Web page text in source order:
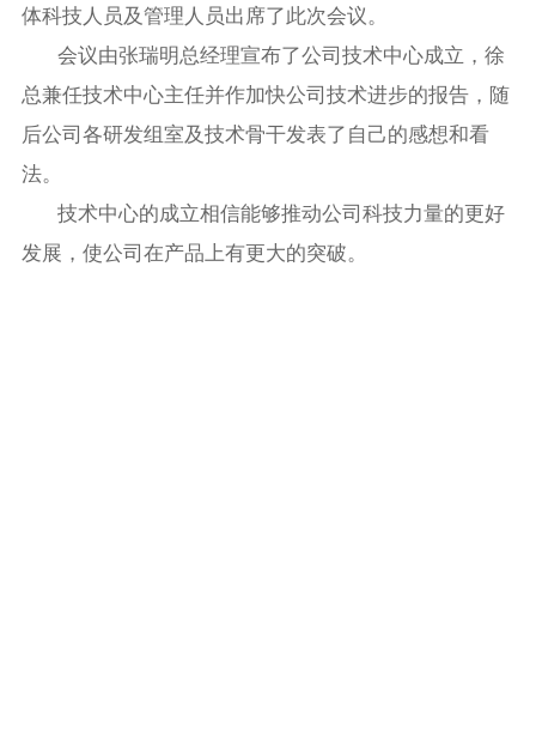
体科技人员及管理人员出席了此次会议。
会议由张瑞明总经理宣布了公司技术中心成立，徐
总兼任技术中心主任并作加快公司技术进步的报告，随
后公司各研发组室及技术骨干发表了自己的感想和看
法。
技术中心的成立相信能够推动公司科技力量的更好
发展，使公司在产品上有更大的突破。